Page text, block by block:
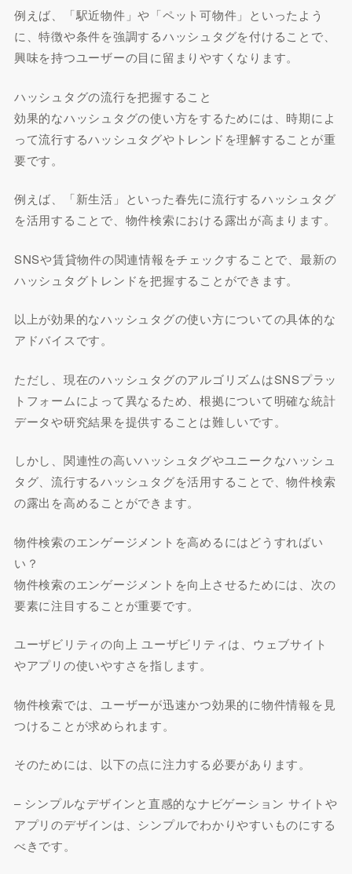
例えば、「駅近物件」や「ペット可物件」といったよう
に、特徴や条件を強調するハッシュタグを付けることで、
興味を持つユーザーの目に留まりやすくなります。
ハッシュタグの流行を把握すること
効果的なハッシュタグの使い方をするためには、時期によ
って流行するハッシュタグやトレンドを理解することが重
要です。
例えば、「新生活」といった春先に流行するハッシュタグ
を活用することで、物件検索における露出が高まります。
SNSや賃貸物件の関連情報をチェックすることで、最新の
ハッシュタグトレンドを把握することができます。
以上が効果的なハッシュタグの使い方についての具体的な
アドバイスです。
ただし、現在のハッシュタグのアルゴリズムはSNSプラッ
トフォームによって異なるため、根拠について明確な統計
データや研究結果を提供することは難しいです。
しかし、関連性の高いハッシュタグやユニークなハッシュ
タグ、流行するハッシュタグを活用することで、物件検索
の露出を高めることができます。
物件検索のエンゲージメントを高めるにはどうすればい
い？
物件検索のエンゲージメントを向上させるためには、次の
要素に注目することが重要です。
ユーザビリティの向上 ユーザビリティは、ウェブサイト
やアプリの使いやすさを指します。
物件検索では、ユーザーが迅速かつ効果的に物件情報を見
つけることが求められます。
そのためには、以下の点に注力する必要があります。
– シンプルなデザインと直感的なナビゲーション サイトや
アプリのデザインは、シンプルでわかりやすいものにする
べきです。